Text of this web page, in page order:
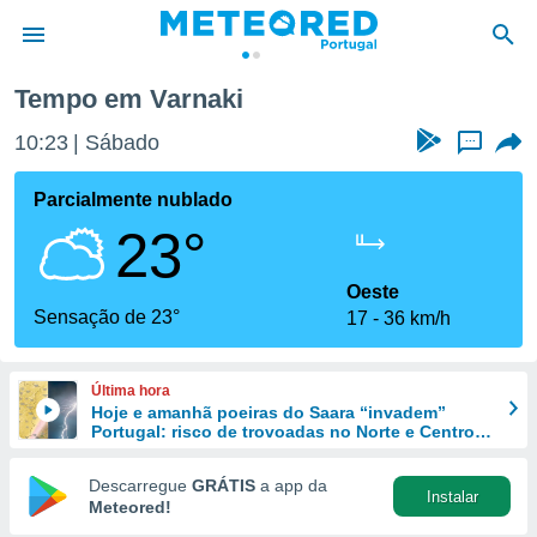
da
foi
fornecidas
a este
das
e
forma
digital
Tempo em Varnaki
10:23 Sábado ...
Parcialmente nublado
23°
Sensação de 23°
Oeste
17
36 km/h
Última hora
Hoje e amanhã poeiras do Saara “invadem”
Portugal: risco de trovoadas no Norte e Centro
Descarregue GRÁTIS a app da
Meteored!
Instalar